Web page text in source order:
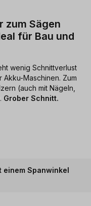
zum Sägen
für Bau und
wenig Schnittverlust
Maschinen. Zum
(auch mit Nägeln,
Grober Schnitt.
einem Spanwinkel